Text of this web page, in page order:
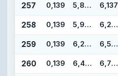
257 0,139 5,859 6,137
258 0,139 5,984 6,262
259 0,139 6,234 6,512
260 0,139 6,484 6,762